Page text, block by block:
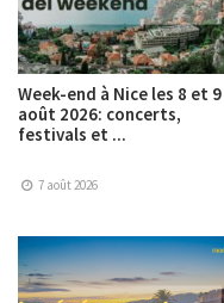
Week-end à Nice les 8 et 9
août 2026: concerts,
festivals et ...
7 août 2026